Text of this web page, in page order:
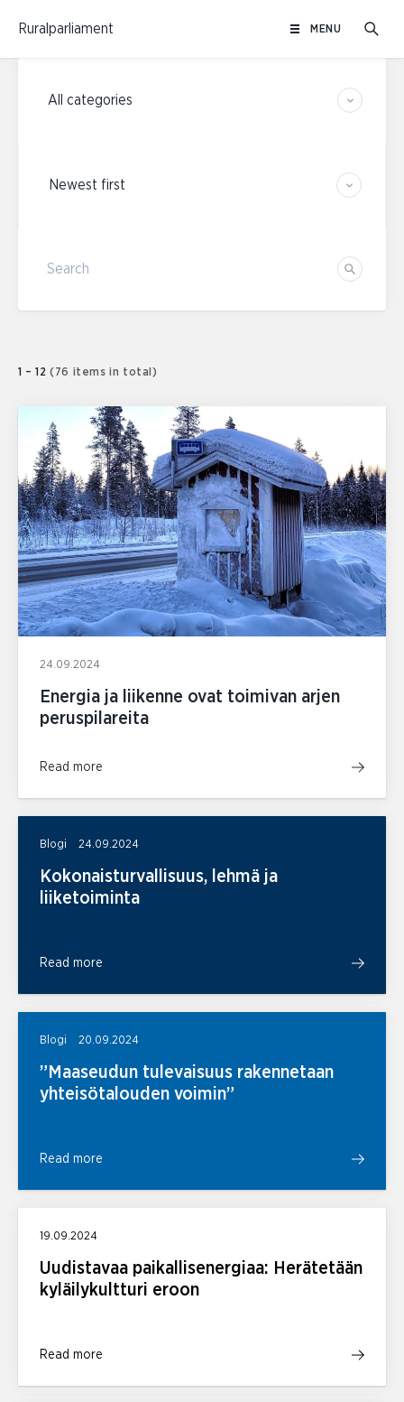
Ruralparliament MENU
Search
1 – 12 (76 items in total)
24.09.2024
Energia ja liikenne ovat toimivan arjen
peruspilareita
Read more
Blogi 24.09.2024
Kokonaisturvallisuus, lehmä ja
liiketoiminta
Read more
Blogi 20.09.2024
”Maaseudun tulevaisuus rakennetaan
yhteisötalouden voimin”
Read more
19.09.2024
Uudistavaa paikallisenergiaa: Herätetään
kyläilykultturi eroon
Read more